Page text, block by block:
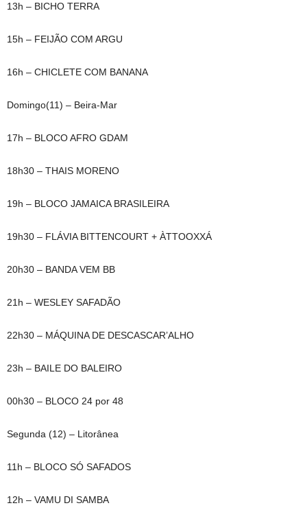
13h – BICHO TERRA
15h – FEIJÃO COM ARGU
16h – CHICLETE COM BANANA
Domingo(11) – Beira-Mar
17h – BLOCO AFRO GDAM
18h30 – THAIS MORENO
19h – BLOCO JAMAICA BRASILEIRA
19h30 – FLÁVIA BITTENCOURT + ÀTTOOXXÁ
20h30 – BANDA VEM BB
21h – WESLEY SAFADÃO
22h30 – MÁQUINA DE DESCASCAR’ALHO
23h – BAILE DO BALEIRO
00h30 – BLOCO 24 por 48
Segunda (12) – Litorânea
11h – BLOCO SÓ SAFADOS
12h – VAMU DI SAMBA